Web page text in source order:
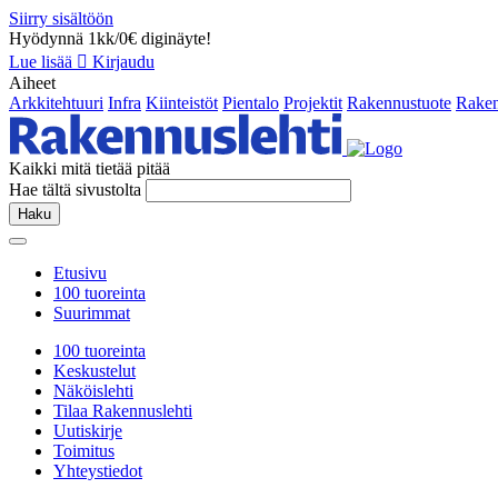
Siirry sisältöön
Hyödynnä 1kk/0€ diginäyte!
Lue lisää
Kirjaudu
Aiheet
Arkkitehtuuri Infra Kiinteistöt Pientalo Projektit Rakennustuote
Kaikki mitä tietää pitää
Hae tältä sivustolta
Haku
Etusivu
100 tuoreinta
Suurimmat
100 tuoreinta
Keskustelut
Näköislehti
Tilaa Rakennuslehti
Uutiskirje
Toimitus
Yhteystiedot